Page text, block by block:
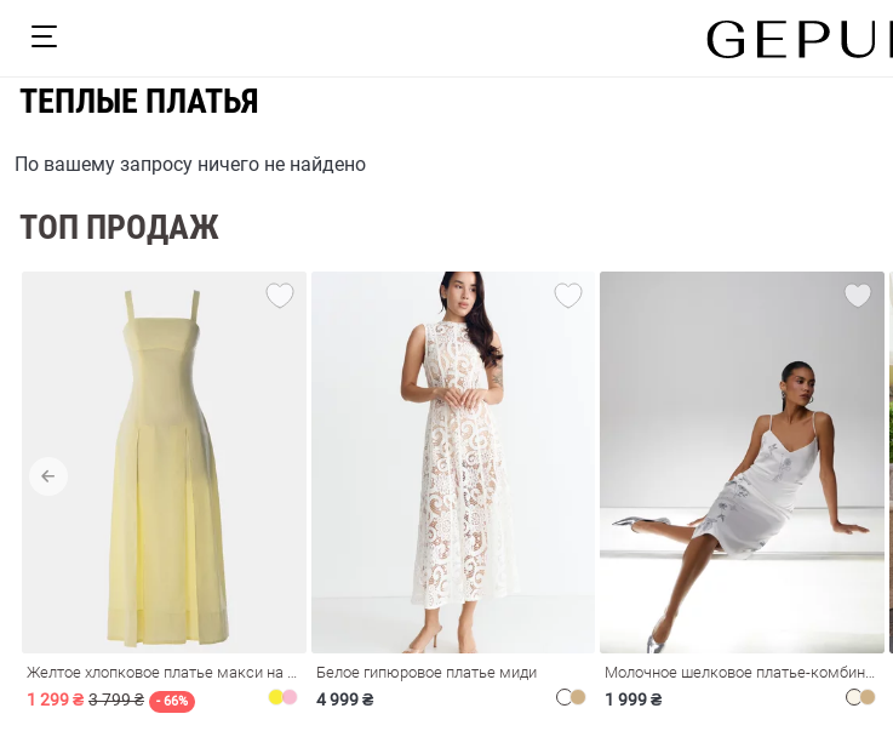
ТЕПЛЫЕ ПЛАТЬЯ
По вашему запросу ничего не найдено
ТОП ПРОДАЖ
1 299 ₴ 3 799 ₴ - 66%
Белое гипюровое платье миди
4 999 ₴ 1 999 ₴